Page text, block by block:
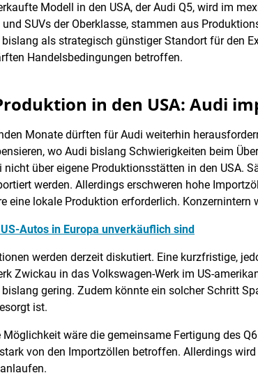
Modell in den USA, der Audi Q5, wird im
SUVs der Oberklasse, stammen aus
als strategisch günstiger Standort für den
Handelsbedingungen betroffen.
in den USA: Audi
Monate dürften für Audi weiterhin
wo Audi bislang Schwierigkeiten beim
nicht über eigene Produktionsstätten in den USA.
werden. Allerdings erschweren hohe
eine lokale Produktion erforderlich.
US-Autos in Europa unverkäuflich sind
werden derzeit diskutiert. Eine kurzfristige,
Zwickau in das Volkswagen-Werk im US-
bislang gering. Zudem könnte ein solcher Schritt
ist.
Möglichkeit wäre die gemeinsame Fertigung des
von den Importzöllen betroffen. Allerdings